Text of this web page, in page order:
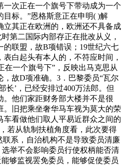
一次正在一个旗号下带动成为一个
标。”恩格斯意正在申明( )解
立其正在欧洲的，欧洲还不具备成
第二国际内部存正在批改从义，
的联盟，故B项错误；19世纪六七
白起头有本人的，不符应时间，
在一个旗号下”，反映出马克思从
，故D项准确。3．巴黎委员“瓦尔
长’，已经安排过400万法郎。但
。他们家距财务部大楼并不是很
。旧把乘坐奢华马车视为莫大的荣
车看做他们取人平易近群众之间的
若从轨制扶植角度看，此次要得
系，自治机构不是导致委员清廉
举不会影响委员行使权柄能否清
够监视罢免委员，能够促使委员